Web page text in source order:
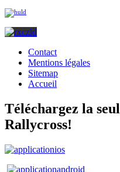
Contact
Mentions légales
Sitemap
Accueil
Téléchargez la
Rallycross!